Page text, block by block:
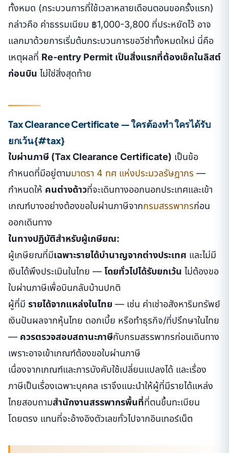
ทั้งหมด (กระบวนการที่ใช้เวลาหลายเดือนตอนขอครั้งแรก)
กล่าวคือ ค่าธรรมเนียม ฿1,000-3,800 ที่ประหยัดไว้ อาจ
แลกมาด้วยการเริ่มต้นกระบวนการขอวีซ่าทั้งหมดใหม่ นี่คือ
เหตุผลที่ Re-entry Permit เป็นสิ่งแรกที่ต้องเช็คในลิสต์
ก่อนบิน ไม่ใช่สิ่งสุดท้าย
Tax Clearance Certificate — ใครต้องทำ ใครได้รับ
ยกเว้น {#tax}
ใบผ่านภาษี (Tax Clearance Certificate) เป็นข้อ
กำหนดที่มีอยู่ตามมาตรา 4 ทศ แห่งประมวลรัษฎากร —
กำหนดให้ คนต่างด้าวที่จะเดินทางออกนอกประเทศและเข้า
เกณฑ์บางอย่างต้องขอใบผ่านภาษีจากกรมสรรพากรก่อน
ออกเดินทาง
ในทางปฏิบัติสำหรับผู้เกษียณ:
ผู้เกษียณที่มีเฉพาะรายได้บำนาญจากต่างประเทศ และไม่มี
เงินได้พึงประเมินในไทย — โดยทั่วไปได้รับยกเว้น ไม่ต้องขอ
ใบผ่านภาษีเพื่อบินกลับบ้านปกติ
ผู้ที่มี รายได้จากแหล่งในไทย — เช่น ค่าเช่าอสังหาริมทรัพย์
เงินปันผลจากหุ้นไทย ดอกเบี้ย หรือทำธุรกิจ/ที่ปรึกษาในไทย
— ควรตรวจสอบสถานะภาษีกับกรมสรรพากรก่อนเดินทาง
เพราะอาจเข้าเกณฑ์ต้องขอใบผ่านภาษี
เนื่องจากเกณฑ์และการบังคับใช้เปลี่ยนแปลงได้ และเรื่อง
ภาษีเป็นเรื่องเฉพาะบุคคล เราจึงแนะนำให้ผู้ที่มีรายได้แหล่ง
ไทยสอบถามสำนักงานสรรพากรพื้นที่ที่ตนขึ้นทะเบียน
โดยตรง แทนที่จะอ้างอิงตัวเลขทั่วไปจากอินเทอร์เน็ต